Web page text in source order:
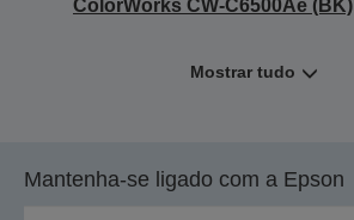
ColorWorks CW-C6500Ae (BK)
Mostrar tudo
Mantenha-se ligado com a Epson